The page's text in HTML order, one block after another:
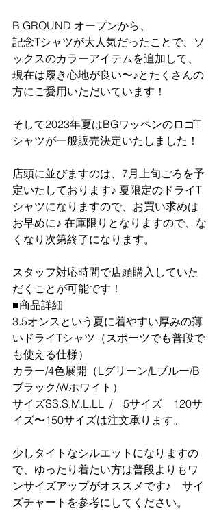
B GROUND オープンから、
記念Tシャツが大人気だったことで、ソ
ックスのカラーアイテムを追加して、
現在は履き心地が良い〜♪とたくさんの
方にご愛用いただいています！
そして2023年夏はBGワッペンのロゴT
シャツが一般販売決定いたしました！
店頭に並びますのは、7月上旬ごろを予
定いたしております♪ 夏限定のドライT
シャツになりますので、お買い求めは
お早めに♪ 在庫限りとなりますので、な
くなり次第終了になります。
スタッフ対応時間で店頭購入していた
だくことが可能です！
■商品詳細
3.5オンスという夏に着やすい厚みの薄
いドライTシャツ（スポーツでも普段で
も使える仕様）
カラー/4色展開（Lグリーン/Lブルー/B
ブラック/Wホワイト）
サイズSS.S.M.L.LL  /　5サイズ　120サ
イズ〜150サイズは注文承ります。
少しタイトなシルエットになりますの
で、ゆったり着たい方は普段よりもワ
ンサイズアップがオススメです♪　サイ
ズチャートを参考にしてください。